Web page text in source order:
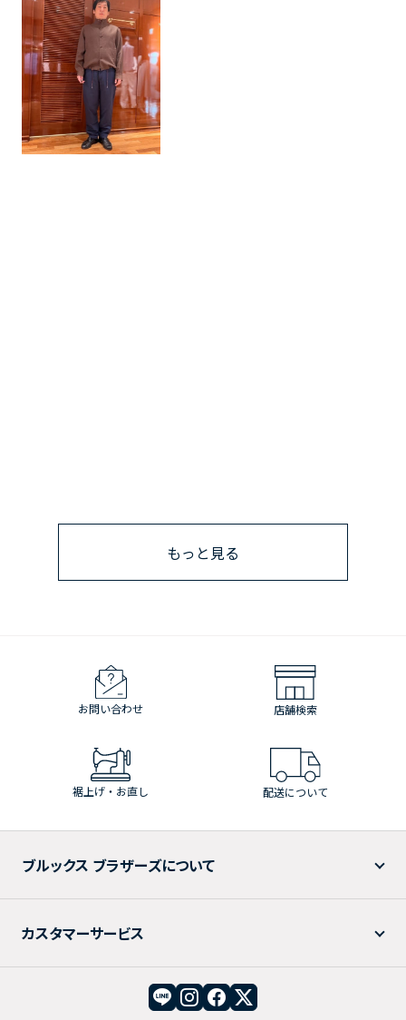
もっと見る
お問い合わせ 店舗検索
裾上げ・お直し 配送について
ブルックス ブラザーズについて
カスタマーサービス